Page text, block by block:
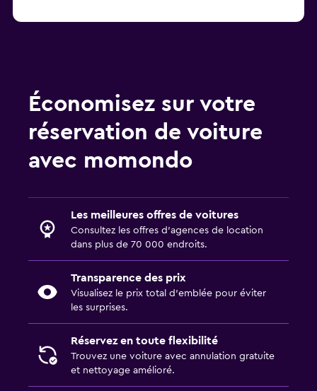
Économisez sur votre
réservation de voiture
avec momondo
Les meilleures offres de voitures
Consultez les offres d’agences de location
dans plus de 70 000 endroits.
Transparence des prix
Visualisez le prix total d’emblée pour éviter
les surprises.
Réservez en toute flexibilité
Trouvez une voiture avec annulation gratuite
et nettoyage amélioré.